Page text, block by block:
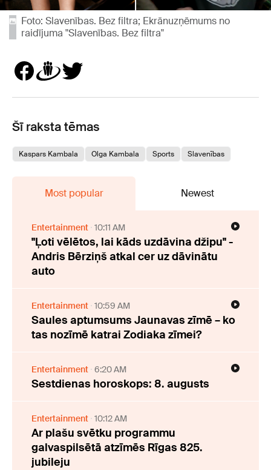
Foto: Slavenības. Bez filtra; Ekrānuzņēmums no
raidījuma "Slavenības. Bez filtra"
Šī raksta tēmas
Kaspars Kambala Olga Kambala Sports Slavenības
Most popular Newest
Entertainment 10:11 AM
"Ļoti vēlētos, lai kāds uzdāvina džipu" -
Andris Bērziņš atkal cer uz dāvinātu
auto
Entertainment 10:59 AM
Saules aptumsums Jaunavas zīmē – ko
tas nozīmē katrai Zodiaka zīmei?
Entertainment 6:20 AM
Sestdienas horoskops: 8. augusts
Entertainment 10:12 AM
Ar plašu svētku programmu
galvaspilsētā atzīmēs Rīgas 825.
jubileju